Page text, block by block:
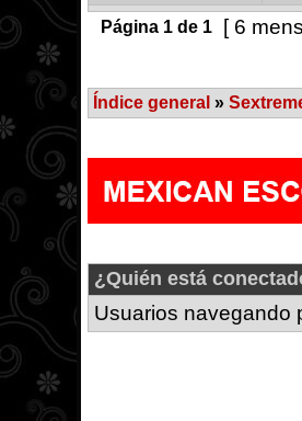
Página 1de 1 [ 6
Índice general »
¿Quién está
Usuarios navegando